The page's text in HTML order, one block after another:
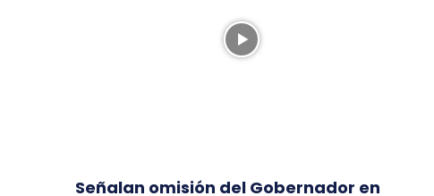
Señalan omisión del Gobernador en